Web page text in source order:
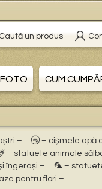
un produs
FOTO CUM
– 🚰 – cișmele apă
– statuete animale
îngerași – 🦜 –
pentru flori –